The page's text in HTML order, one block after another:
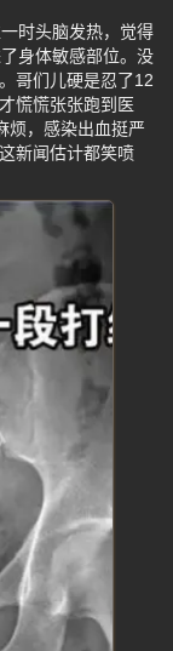
时头脑发热，觉得
身体敏感部位。没
哥们儿硬是忍了12
慌慌张张跑到医
烦，感染出血挺严
新闻估计都笑喷